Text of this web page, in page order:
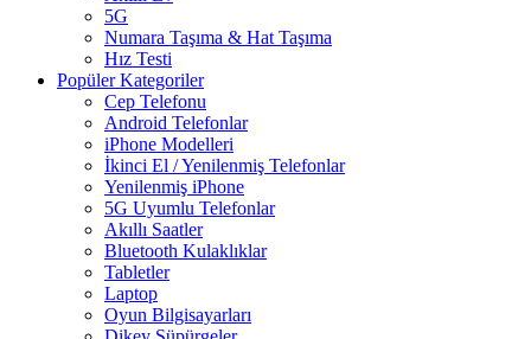
5G
Numara Taşıma & Hat Taşıma
Hız Testi
Popüler Kategoriler
Cep Telefonu
Android Telefonlar
iPhone Modelleri
İkinci El / Yenilenmiş Telefonlar
Yenilenmiş iPhone
5G Uyumlu Telefonlar
Akıllı Saatler
Bluetooth Kulaklıklar
Tabletler
Laptop
Oyun Bilgisayarları